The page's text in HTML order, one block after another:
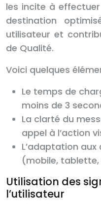
les incite à
destination
utilisateur et
de Qualité.
Voici quelques
Le temps de
moins de 3
La clarté du
appel à l’action
L’adaptation
(mobile,
Utilisation des
l’utilisateur